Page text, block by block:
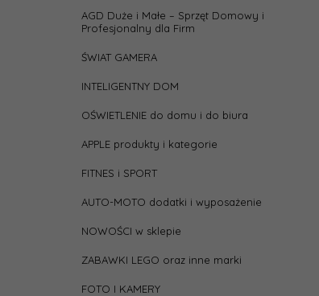
AGD Duże i Małe – Sprzęt Domowy i
Profesjonalny dla Firm
ŚWIAT GAMERA
INTELIGENTNY DOM
OŚWIETLENIE do domu i do biura
APPLE produkty i kategorie
FITNES i SPORT
AUTO-MOTO dodatki i wyposażenie
NOWOŚCI w sklepie
ZABAWKI LEGO oraz inne marki
FOTO I KAMERY